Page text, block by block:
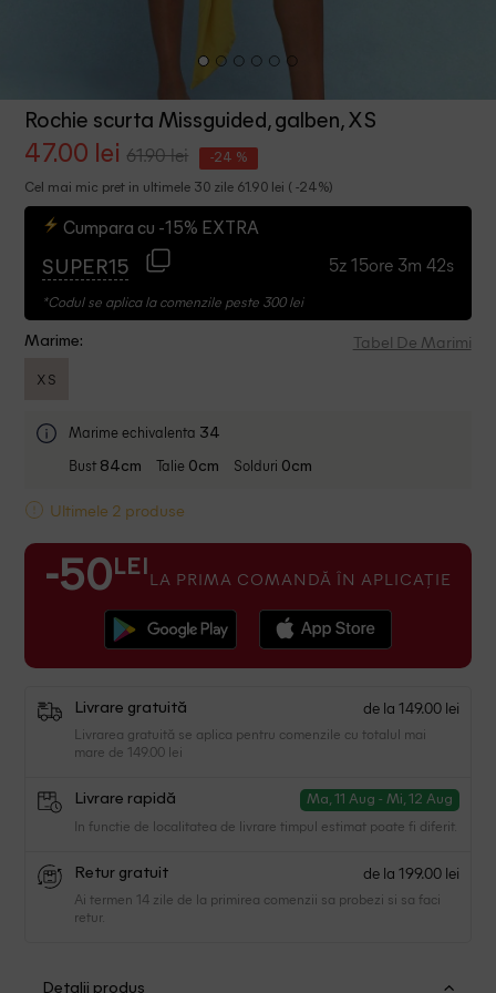
Rochie scurta Missguided, galben, XS
47.00 lei 61.90 lei -24 %
Cel mai mic pret in ultimele 30 zile 61.90 lei ( -24%)
Cumpara cu -15% EXTRA
SUPER15 5z 15ore 3m 42s
*Codul se aplica la comenzile peste 300 lei
Marime: Tabel De Marimi
XS
Marime echivalenta 34
Bust 84cm Talie 0cm Solduri 0cm
Ultimele 2 produse
-50 LEI LA PRIMA COMANDĂ ÎN APLICAȚIE
Livrare gratuită de la 149.00 lei
Livrarea gratuită se aplica pentru comenzile cu totalul mai
mare de 149.00 lei
Livrare rapidă Ma, 11 Aug - Mi, 12 Aug
In functie de localitatea de livrare timpul estimat poate fi diferit.
Retur gratuit de la 199.00 lei
Ai termen 14 zile de la primirea comenzii sa probezi si sa faci
retur.
Detalii produs